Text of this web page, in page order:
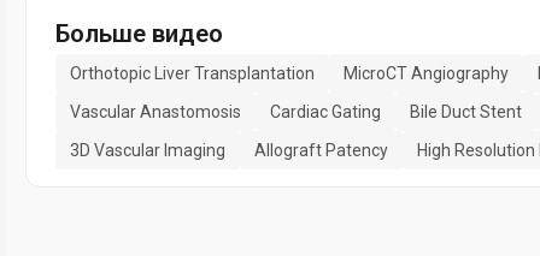
Больше видео
Orthotopic Liver Transplantation MicroCT Angiography
Vascular Anastomosis
Cardiac Gating
Bile Duct Stent
3D Vascular Imaging
Allograft Patency High